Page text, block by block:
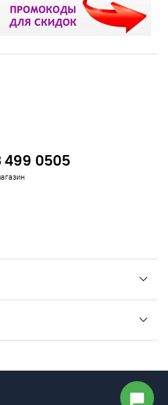
499 0505